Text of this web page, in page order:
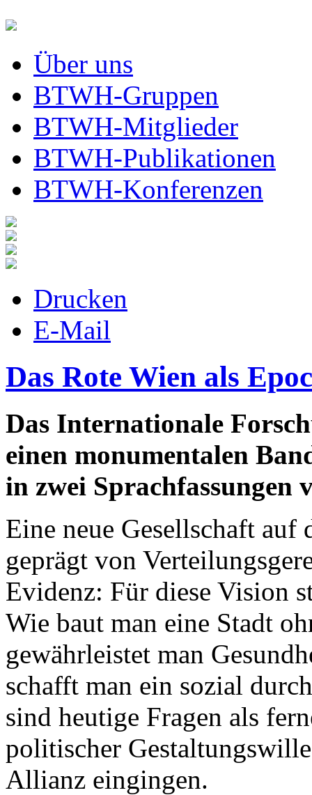
Über uns
BTWH-Gruppen
BTWH-Mitglieder
BTWH-Publikationen
BTWH-Konferenzen
Drucken
E-Mail
Das Rote Wien als
Das Internationale
einen monumentalen
in zwei Sprachfassungen
Eine neue Gesellschaft auf
geprägt von
Evidenz: Für diese Vision
Wie baut man eine Stadt
gewährleistet man
schafft man ein sozial
sind heutige Fragen als
politischer
Allianz eingingen.